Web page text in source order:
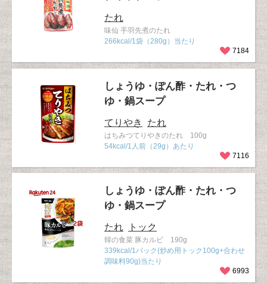
たれ
味仙 手羽先煮のたれ
266kcal/1袋（280g）当たり
7184
しょうゆ・ぽん酢・たれ・つ
ゆ・鍋スープ
てりやき たれ
はちみつてりやきのたれ 100g
54kcal/1人前（29g）あたり
7116
しょうゆ・ぽん酢・たれ・つ
ゆ・鍋スープ
たれ トック
韓の食菜 豚カルビ 190g
339kcal/1パック(炒め用トック100g+合わせ
調味料90g)当たり
6993